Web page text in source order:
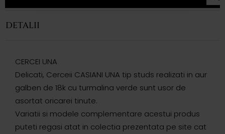
DETALII
CERCEI UNA
Delicati, Cerceii CASIANI UNA tip studs realizati in aur
galben de 18k cu turmalina verde sunt usor de
asortat oricarei tinute.
Variatii si modele complementare acestui produs
puteti regasi atat in colectia prezentata pe site cat